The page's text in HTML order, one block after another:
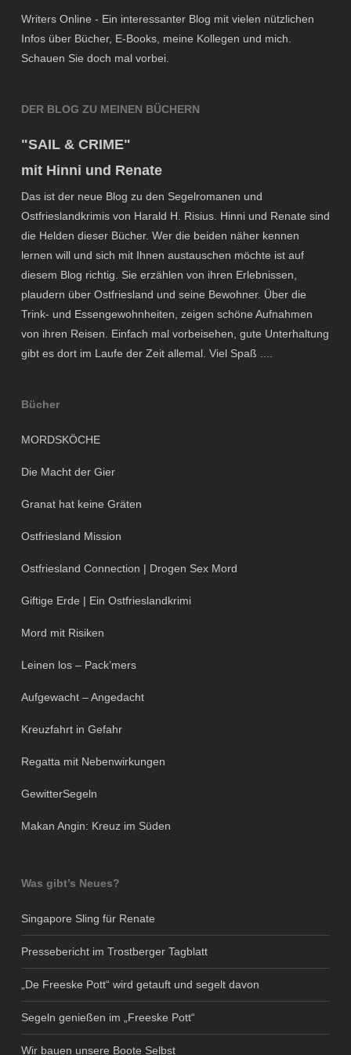
Writers Online - Ein interessanter Blog mit vielen nützlichen
Infos über Bücher, E-Books, meine Kollegen und mich.
Schauen Sie doch mal vorbei.
DER BLOG ZU MEINEN BÜCHERN
"SAIL & CRIME"
mit Hinni und Renate
Das ist der neue Blog zu den Segelromanen und
Ostfrieslandkrimis von Harald H. Risius. Hinni und Renate sind
die Helden dieser Bücher. Wer die beiden näher kennen
lernen will und sich mit Ihnen austauschen möchte ist auf
diesem Blog richtig. Sie erzählen von ihren Erlebnissen,
plaudern über Ostfriesland und seine Bewohner. Über die
Trink- und Essengewohnheiten, zeigen schöne Aufnahmen
von ihren Reisen. Einfach mal vorbeisehen, gute Unterhaltung
gibt es dort im Laufe der Zeit allemal. Viel Spaß ....
Bücher
MORDSKÖCHE
Die Macht der Gier
Granat hat keine Gräten
Ostfriesland Mission
Ostfriesland Connection | Drogen Sex Mord
Giftige Erde | Ein Ostfrieslandkrimi
Mord mit Risiken
Leinen los – Pack’mers
Aufgewacht – Angedacht
Kreuzfahrt in Gefahr
Regatta mit Nebenwirkungen
GewitterSegeln
Makan Angin: Kreuz im Süden
Was gibt’s Neues?
Singapore Sling für Renate
Pressebericht im Trostberger Tagblatt
„De Freeske Pott“ wird getauft und segelt davon
Segeln genießen im „Freeske Pott“
Wir bauen unsere Boote Selbst